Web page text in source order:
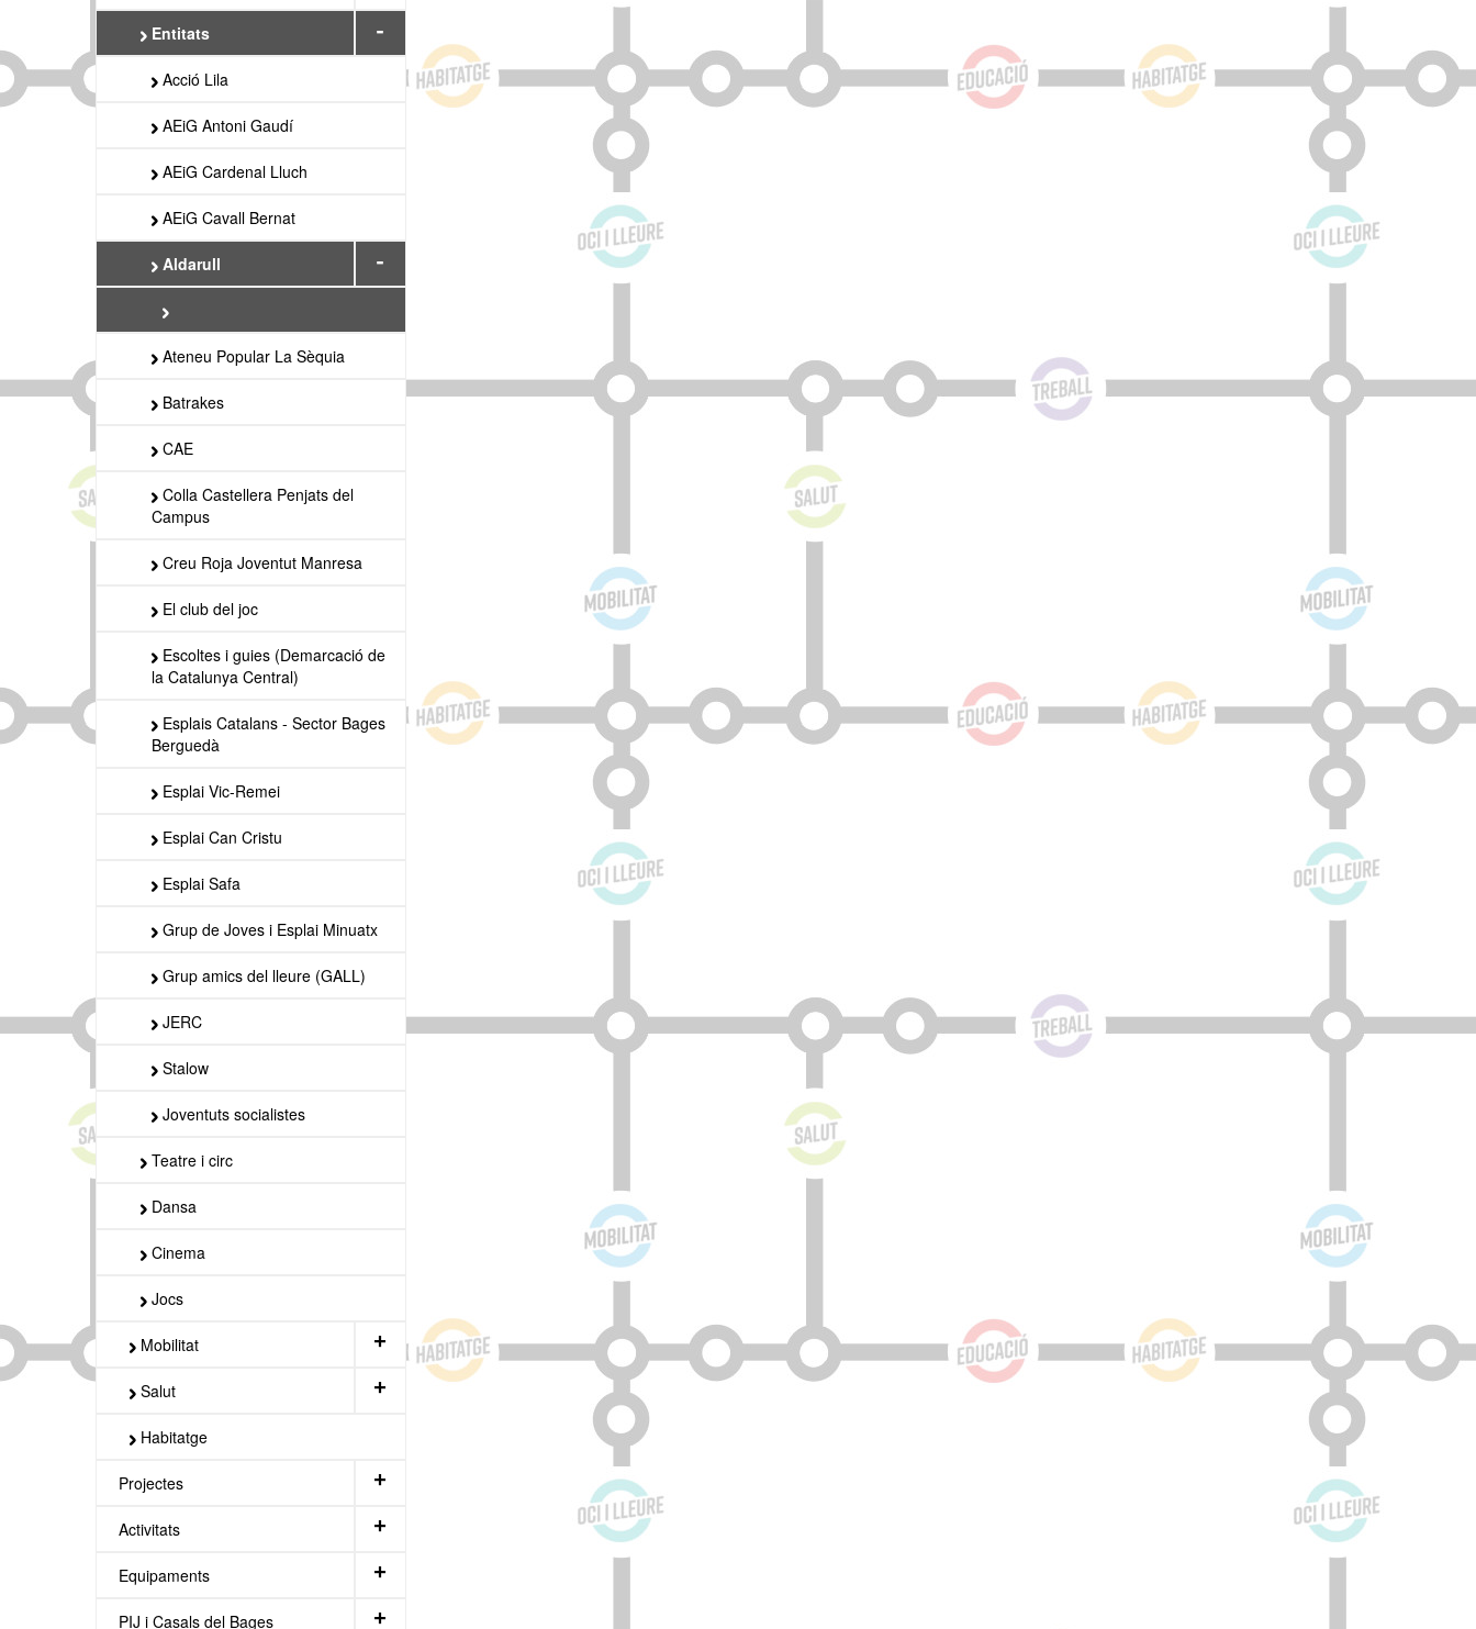
Entitats -
Acció Lila
AEiG Antoni Gaudí
AEiG Cardenal Lluch
AEiG Cavall Bernat
Aldarull -
Ateneu Popular La Sèquia
Batrakes
CAE
Colla Castellera Penjats del
Campus
Creu Roja Joventut Manresa
El club del joc
Escoltes i guies (Demarcació de
la Catalunya Central)
Esplais Catalans - Sector Bages
Berguedà
Esplai Vic-Remei
Esplai Can Cristu
Esplai Safa
Grup de Joves i Esplai Minuatx
Grup amics del lleure (GALL)
JERC
Stalow
Joventuts socialistes
Teatre i circ
Dansa
Cinema
Jocs
Mobilitat +
Salut +
Habitatge
Projectes +
Activitats +
Equipaments +
PIJ i Casals del Bages +